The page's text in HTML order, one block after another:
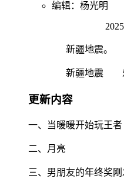
编辑：杨光明
新疆地震。
新疆地震 乐视
更新内容
一、当暖暖开始玩王者
二、月亮
三、男朋友的年终奖刚